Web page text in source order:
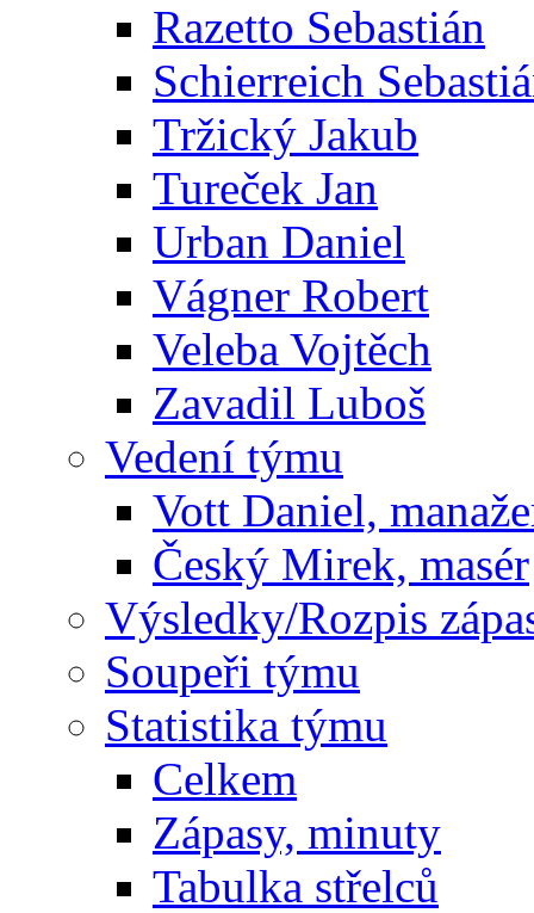
Razetto Sebastián
Schierreich
Tržický Jakub
Tureček Jan
Urban Daniel
Vágner Robert
Veleba Vojtěch
Zavadil Luboš
Vedení týmu
Vott Daniel,
Český Mirek, masér
Výsledky/Rozpis
Soupeři týmu
Statistika týmu
Celkem
Zápasy, minuty
Tabulka střelců